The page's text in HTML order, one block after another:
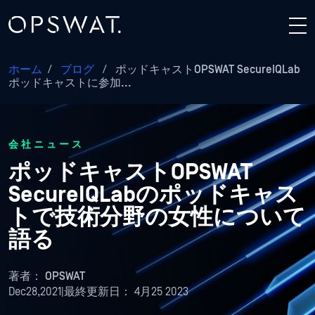
ホーム / ブログ /
ポッドキャストOPSWAT SecureIQLab
ポッドキャストに参加...
会社ニュース
ポッドキャストOPSWAT
SecureIQLabのポッドキャス
トで技術分野の女性について
語る
著者： OPSWAT
Dec28,2021 最終更新日： 4月25 2023